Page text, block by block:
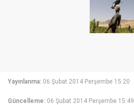
Yayınlanma: 06 Şubat 2014 Perşembe 15:20
Güncelleme: 06 Şubat 2014 Perşembe 15:49